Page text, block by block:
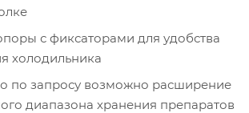
с фиксаторами для удобства
холодильника
по запросу возможно расширение
диапазона хранения препаратов